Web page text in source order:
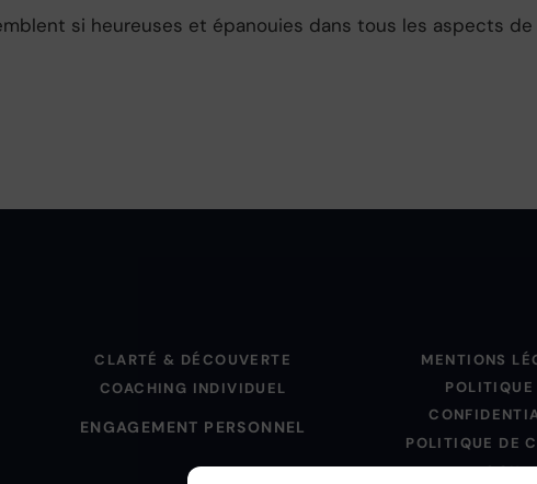
si heureuses et épanouies dans tous les aspects de
CLARTÉ & DÉCOUVERTE
COACHING INDIVIDUEL
ENGAGEMENT PERSONNEL
MENTIONS
POLITIQUE
POLITIQUE DE
CGU